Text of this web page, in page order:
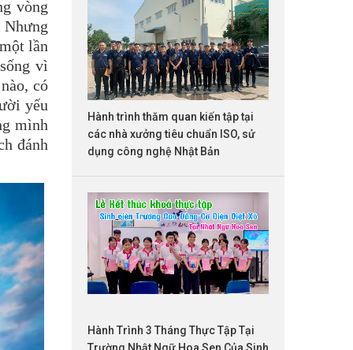
vòng
Nhưng
lần
vì
có
yếu
mình
đánh
Hành trình thăm quan kiến tập tại
các nhà xưởng tiêu chuẩn ISO, sử
dụng công nghệ Nhật Bản
Hành Trình 3 Tháng Thực Tập Tại
Trường Nhật Ngữ Hoa Sen Của Sinh